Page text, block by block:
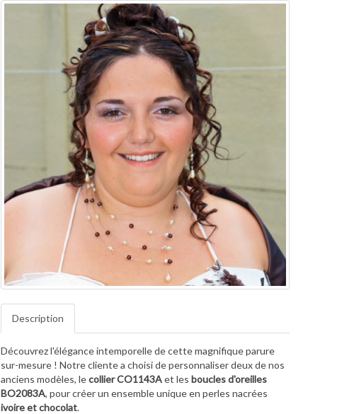
Description
Découvrez l'élégance intemporelle de cette magnifique parure
sur-mesure ! Notre cliente a choisi de personnaliser deux de nos
anciens modèles, lecollier CO1143Aet les boucles d'oreilles
BO2083A, pour créer un ensemble unique en perles nacrées
ivoire et chocolat.